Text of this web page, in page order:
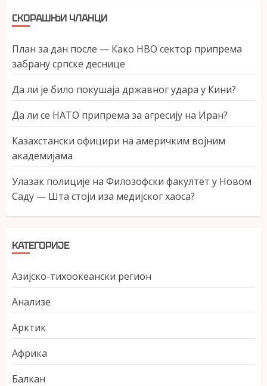
СКОРАШЊИ ЧЛАНЦИ
План за дан после — Како НВО сектор припрема
забрану српске деснице
Да ли је било покушаја државног удара у Кини?
Да ли се НАТО припрема за агресију на Иран?
Казахстански официри на америчким војним
академијама
Улазак полиције на Филозофски факултет у Новом
Саду — Шта стоји иза медијског хаоса?
КАТЕГОРИЈЕ
Азијско-тихоокеански регион
Анализе
Арктик
Африка
Балкан